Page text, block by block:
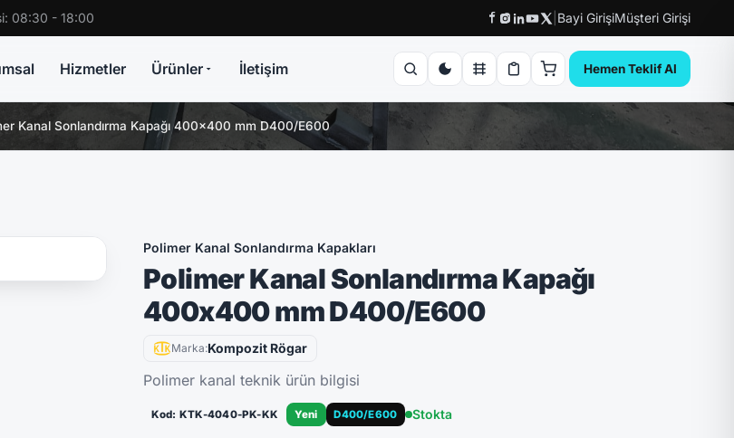
08:30 - 18:00 Bayi GirişiMüşteri Girişi
Hizmetler Ürünler İletişim Hemen Teklif Al
Kanal Sonlandırma Kapağı 400x400 mm D400/E600
Polimer Kanal Sonlandırma Kapakları
Polimer Kanal Sonlandırma Kapağı
400x400 mm D400/E600
Marka:Kompozit Rögar
Polimer kanal teknik ürün bilgisi
Kod: KTK-4040-PK-KK Yeni D400/E600 Stokta